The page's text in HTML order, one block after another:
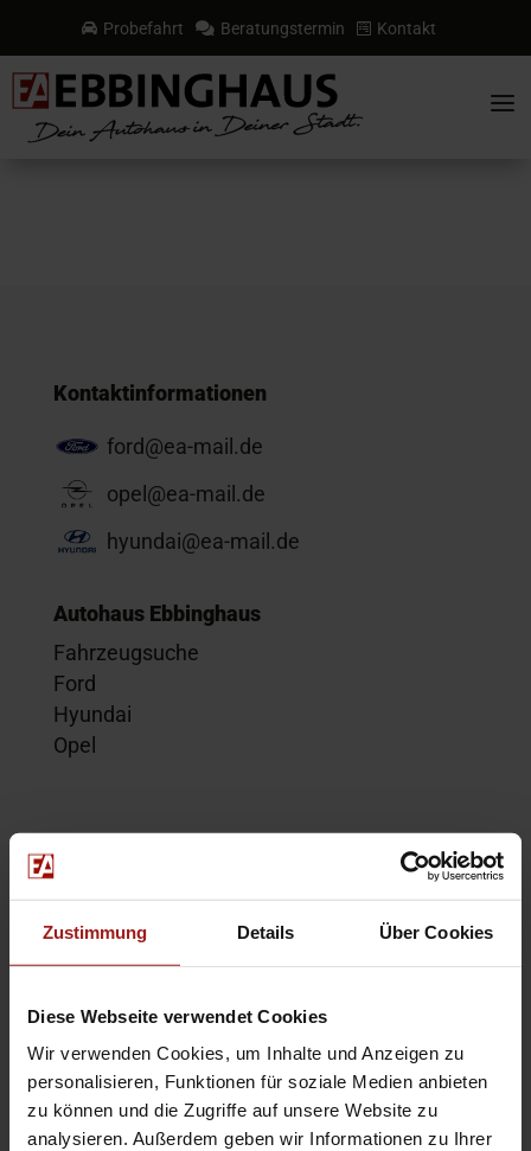
Zustimmung Details Über Cookies
Diese Webseite verwendet Cookies
Wir verwenden Cookies, um Inhalte und Anzeigen zu
personalisieren, Funktionen für soziale Medien anbieten
zu können und die Zugriffe auf unsere Website zu
analysieren. Außerdem geben wir Informationen zu Ihrer
 Probefahrt  Beratungstermin  Kontakt
a
Kontaktinformationen
ford@ea-mail.de
opel@ea-mail.de
hyundai@ea-mail.de
Autohaus Ebbinghaus
Fahrzeugsuche
Ford
Hyundai
Opel
Kontakt
Probefahrt
Service-Termin
EA Standorte
Ebbinghaus am Flughafen – Dortmund Sölde
Ebbinghaus am Tierpark – Dortmund Kirchhörde